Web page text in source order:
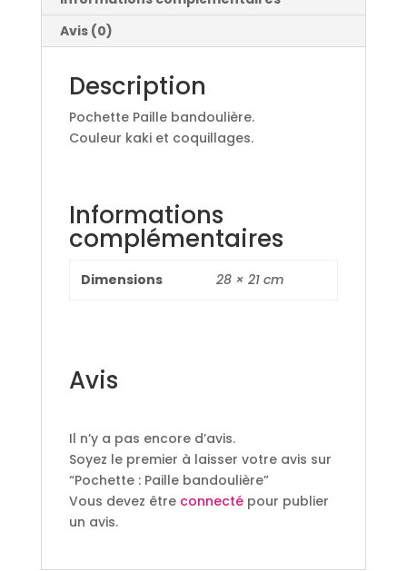
Avis (0)
Description
Pochette Paille bandoulière.
Couleur kaki et coquillages.
Informations
complémentaires
Dimensions 28 × 21 cm
Avis
Il n’y a pas encore d’avis.
Soyez le premier à laisser votre avis sur
“Pochette : Paille bandoulière”
Vous devez être connectépour publier
un avis.